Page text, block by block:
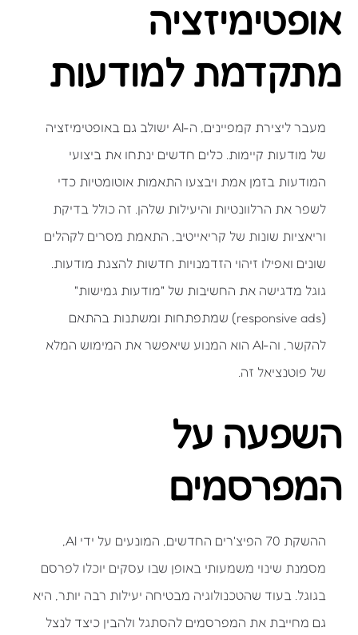
אופטימיזציה
מתקדמת למודעות
מעבר ליצירת קמפיינים, ה-AI ישולב גם באופטימיזציה
של מודעות קיימות. כלים חדשים ינתחו את ביצועי
המודעות בזמן אמת ויבצעו התאמות אוטומטיות כדי
לשפר את הרלוונטיות והיעילות שלהן. זה כולל בדיקת
וריאציות שונות של קריאייטיב, התאמת מסרים לקהלים
שונים ואפילו זיהוי הזדמנויות חדשות להצגת מודעות.
גוגל מדגישה את החשיבות של "מודעות גמישות"
(responsive ads) שמתפתחות ומשתנות בהתאם
להקשר, וה-AI הוא המנוע שיאפשר את המימוש המלא
של פוטנציאל זה.
השפעה על
המפרסמים
ההשקת 70 הפיצ'רים החדשים, המונעים על ידי AI,
מסמנת שינוי משמעותי באופן שבו עסקים יוכלו לפרסם
בגוגל. בעוד שהטכנולוגיה מבטיחה יעילות רבה יותר, היא
גם מחייבת את המפרסמים להסתגל ולהבין כיצד לנצל